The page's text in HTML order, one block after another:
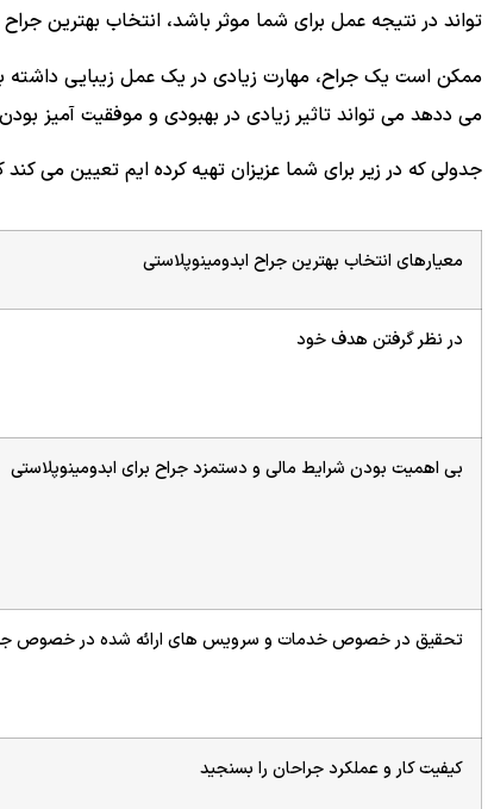
تواند در نتیجه عمل برای شما موثر باشد، انتخاب بهترین
ممکن است یک جراح، مهارت زیادی در یک عمل زیبایی داشته
می ددهد می تواند تاثیر زیادی در بهبودی و موفقیت آمیز
جدولی که در زیر برای شما عزیزان تهیه کرده ایم تعیین می
معیارهای انتخاب بهترین جراح ابدومینوپلاستی
در نظر گرفتن هدف خود
بی اهمیت بودن شرایط مالی و دستمزد جراح برای ابدومینوپلاستی
تحقیق در خصوص خدمات و سرویس های ارائه شده در خصوص
کیفیت کار و عملکرد جراحان را بسنجید